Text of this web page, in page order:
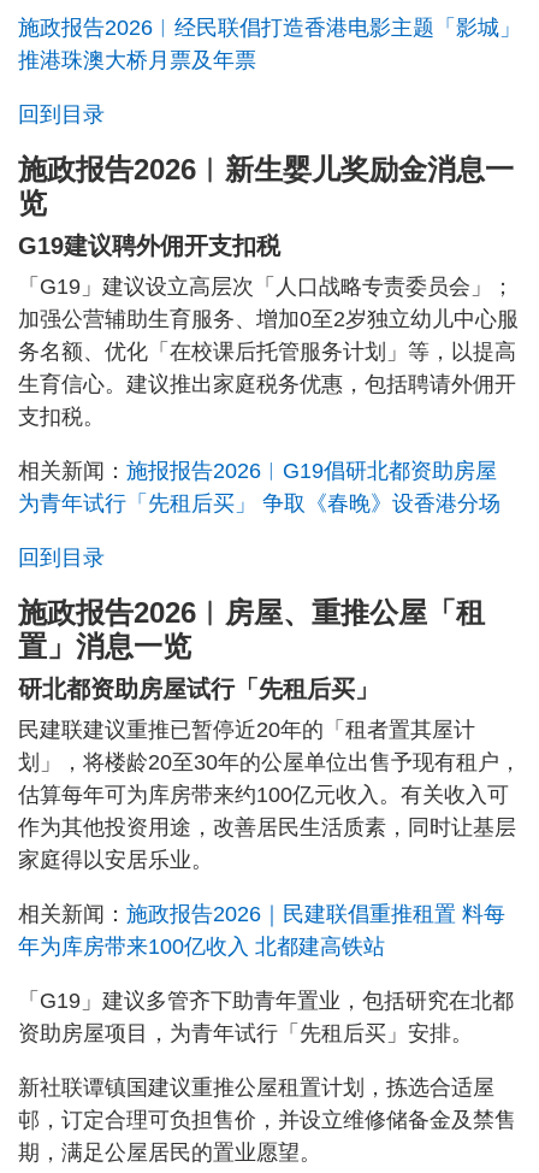
施政报告2026︱经民联倡打造香港电影主题「影城」
推港珠澳大桥月票及年票
回到目录
施政报告2026︱新生婴儿奖励金消息一
览
G19建议聘外佣开支扣税
「G19」建议设立高层次「人口战略专责委员会」；
加强公营辅助生育服务、增加0至2岁独立幼儿中心服
务名额、优化「在校课后托管服务计划」等，以提高
生育信心。建议推出家庭税务优惠，包括聘请外佣开
支扣税。
相关新闻： 施报报告2026︱G19倡研北都资助房屋
为青年试行「先租后买」 争取《春晚》设香港分场
回到目录
施政报告2026︱房屋、重推公屋「租
置」消息一览
研北都资助房屋试行「先租后买」
民建联建议重推已暂停近20年的「租者置其屋计
划」，将楼龄20至30年的公屋单位出售予现有租户，
估算每年可为库房带来约100亿元收入。有关收入可
作为其他投资用途，改善居民生活质素，同时让基层
家庭得以安居乐业。
相关新闻： 施政报告2026｜民建联倡重推租置 料每
年为库房带来100亿收入 北都建高铁站
「G19」建议多管齐下助青年置业，包括研究在北都
资助房屋项目，为青年试行「先租后买」安排。
新社联谭镇国建议重推公屋租置计划，拣选合适屋
邨，订定合理可负担售价，并设立维修储备金及禁售
期，满足公屋居民的置业愿望。